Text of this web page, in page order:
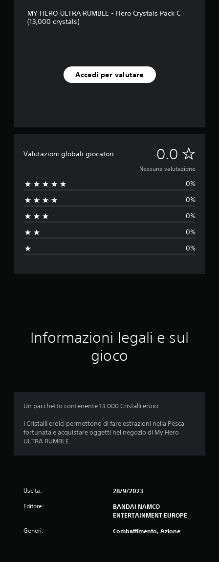
MY HERO ULTRA RUMBLE - Hero Crystals Pack C
(13,000 crystals)
Accedi per valutare
Valutazioni globali giocatori 0.0 N
e
n
v
u
z
o
e
Nessuna valutazione
0%
0%
0%
0%
0%
Informazioni legali e sul
gioco
Un pacchetto contenente 13.000 Cristalli eroici.
I Cristalli eroici permettono di fare estrazioni nella Pesca
fortunata e acquistare oggetti nel negozio di My Hero
ULTRA RUMBLE.
Uscita: 28/9/2023
Editore:
BANDAI NAMCO
ENTERTAINMENT EUROPE
Generi: Combattimento, Azione